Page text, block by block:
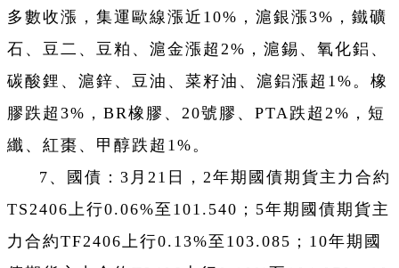
多數收漲，集運歐線漲近10%，滬銀漲3%，鐵礦
石、豆二、豆粕、滬金漲超2%，滬錫、氧化鋁、
碳酸鋰、滬鋅、豆油、菜籽油、滬鋁漲超1%。橡
膠跌超3%，BR橡膠、20號膠、PTA跌超2%，短
纖、紅棗、甲醇跌超1%。
7、國債：3月21日，2年期國債期貨主力合約
TS2406上行0.06%至101.540；5年期國債期貨主
力合約TF2406上行0.13%至103.085；10年期國